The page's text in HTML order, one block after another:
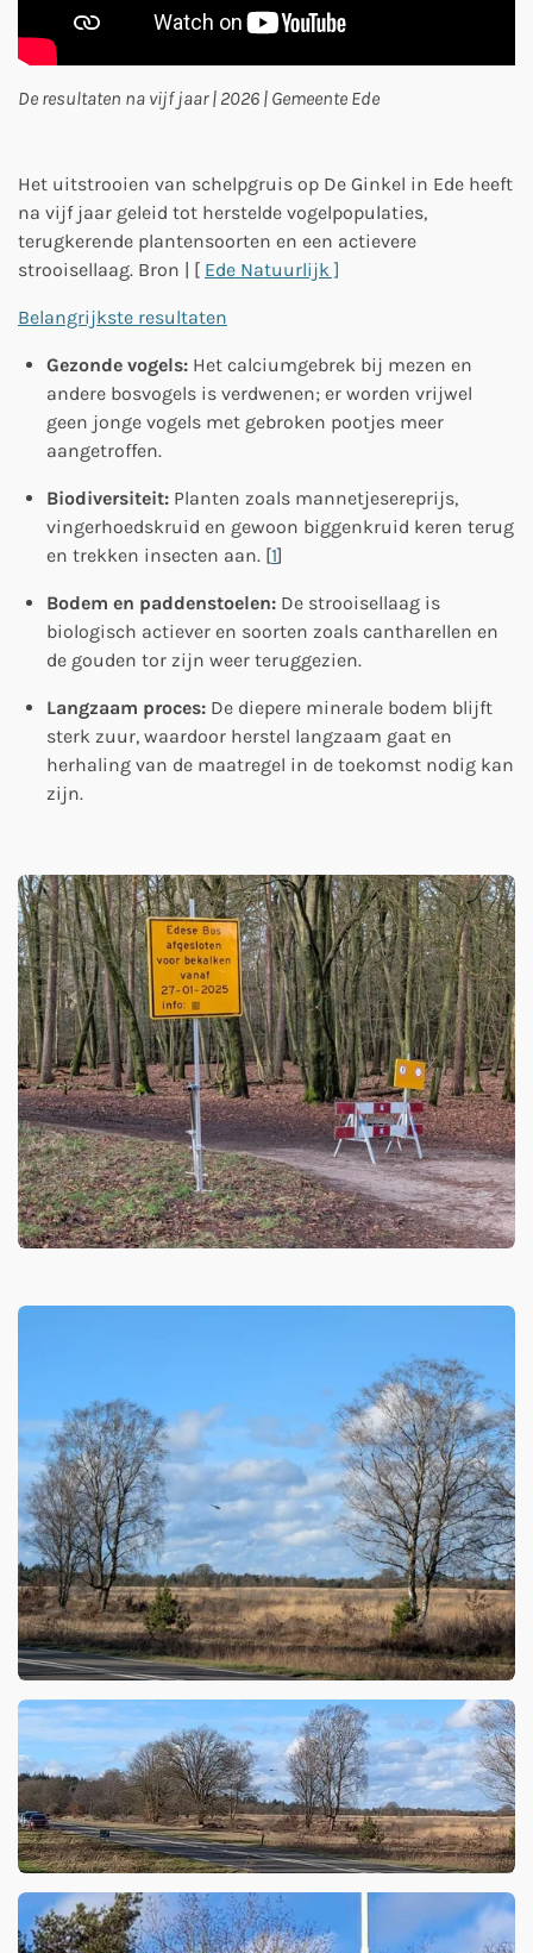
De resultaten na vijf jaar | 2026 | Gemeente Ede
Het uitstrooien van schelpgruis op De Ginkel in Ede heeft
na vijf jaar geleid tot herstelde vogelpopulaties,
terugkerende plantensoorten en een actievere
strooisellaag. Bron | [ Ede Natuurlijk ]
Belangrijkste resultaten
Gezonde vogels: Het calciumgebrek bij mezen en
andere bosvogels is verdwenen; er worden vrijwel
geen jonge vogels met gebroken pootjes meer
aangetroffen.
Biodiversiteit: Planten zoals mannetjesereprijs,
vingerhoedskruid en gewoon biggenkruid keren terug
en trekken insecten aan. [1]
Bodem en paddenstoelen: De strooisellaag is
biologisch actiever en soorten zoals cantharellen en
de gouden tor zijn weer teruggezien.
Langzaam proces: De diepere minerale bodem blijft
sterk zuur, waardoor herstel langzaam gaat en
herhaling van de maatregel in de toekomst nodig kan
zijn.